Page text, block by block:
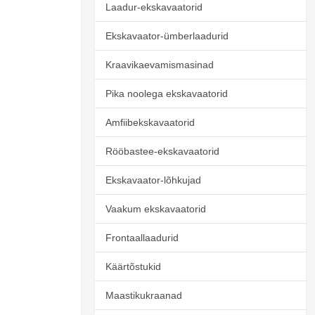
Laadur-ekskavaatorid
Ekskavaator-ümberlaadurid
Kraavikaevamismasinad
Pika noolega ekskavaatorid
Amfiibekskavaatorid
Rööbastee-ekskavaatorid
Ekskavaator-lõhkujad
Vaakum ekskavaatorid
Frontaallaadurid
Käärtõstukid
Maastikukraanad